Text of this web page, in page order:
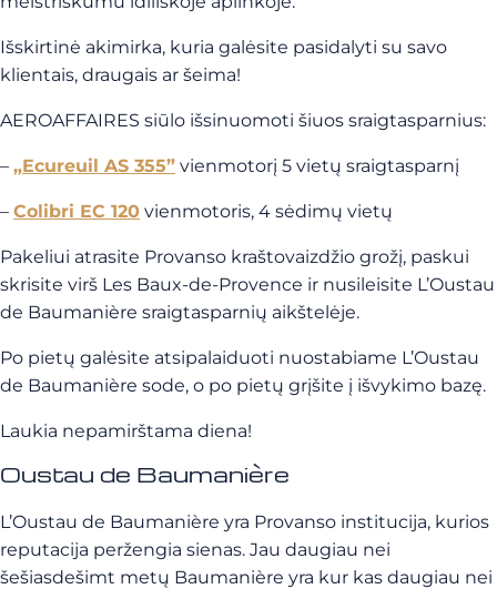
Išskirtinė akimirka, kuria galėsite pasidalyti su savo
klientais, draugais ar šeima!
AEROAFFAIRES siūlo išsinuomoti šiuos sraigtasparnius:
– „Ecureuil AS 355” vienmotorį 5 vietų sraigtasparnį
– Colibri EC 120 vienmotoris, 4 sėdimų vietų
Pakeliui atrasite Provanso kraštovaizdžio grožį, paskui
skrisite virš Les Baux-de-Provence ir nusileisite L’Oustau
de Baumanière sraigtasparnių aikštelėje.
Po pietų galėsite atsipalaiduoti nuostabiame L’Oustau
de Baumanière sode, o po pietų grįšite į išvykimo bazę.
Laukia nepamirštama diena!
Oustau de Baumanière
L’Oustau de Baumanière yra Provanso institucija, kurios
reputacija peržengia sienas. Jau daugiau nei
šešiasdešimt metų Baumanière yra kur kas daugiau nei